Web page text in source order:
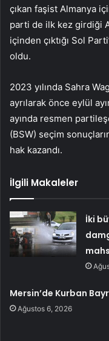
çıkan faşist Almanya
parti de ilk kez girdiği
içinden çıktığı Sol
oldu.
2023 yılında Sahra
ayrılarak önce eylül
ayında resmen
(BSW) seçim
hak kazandı.
İlgili Makaleler
İki
Mersin’de Kurban
Ağustos 6, 2026